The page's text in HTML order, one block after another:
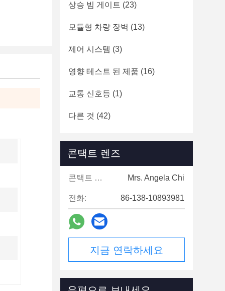
상승 빔 게이트 (23)
모듈형 차량 장벽 (13)
제어 시스템 (3)
영향 테스트 된 제품 (16)
교통 신호등 (1)
다른 것 (42)
콘택트 렌즈
콘택트 렌즈: Mrs. Angela Chi
전화: 86-138-10893981
지금 연락하세요